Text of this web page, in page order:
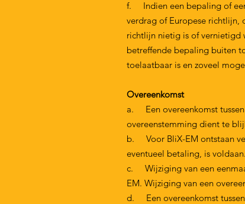
f. Indien een bepaling of een
verdrag of Europese richtlijn,
richtlijn nietig is of vernietigd
betreffende bepaling buiten
toelaatbaar is en zoveel
Overeenkomst
a. Een overeenkomst tussen
overeenstemming dient te
b. Voor BliX-EM ontstaan
eventueel betaling, is voldaan.
c. Wijziging van een
EM. Wijziging van een
d. Een overeenkomst tussen